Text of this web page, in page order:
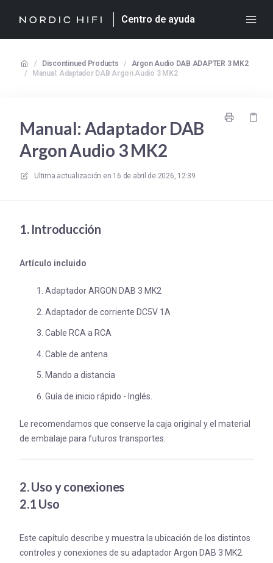
Centro de ayuda
/ Discontinued Products /
Argon Audio DAB ADAPTER 3 MK2
/
Manual: Adaptador DAB Argon Audio 3 MK2
Manual: Adaptador DAB
Argon Audio 3 MK2
Ultima actualización en 16 de abril de 2026, 12:39
1. Introducción
Artículo incluido
Adaptador ARGON DAB 3 MK2
Adaptador de corriente DC5V 1A
Cable RCA a RCA
Cable de antena
Mando a distancia
Guía de inicio rápido - Inglés.
Le recomendamos que conserve la caja original y el material
de embalaje para futuros transportes.
2. Uso y conexiones
2.1 Uso
Este capítulo describe y muestra la ubicación de los distintos
controles y conexiones de su adaptador Argon DAB 3 MK2.